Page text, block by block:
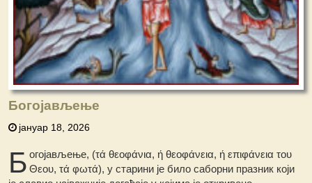
Богојављење
јануар 18, 2026
Б огојављење, (τά θεοφάνια, ή θεοφάνεια, ή επιφάνεια του
Θεου, τά φωτά), у старини је било саборни празник који